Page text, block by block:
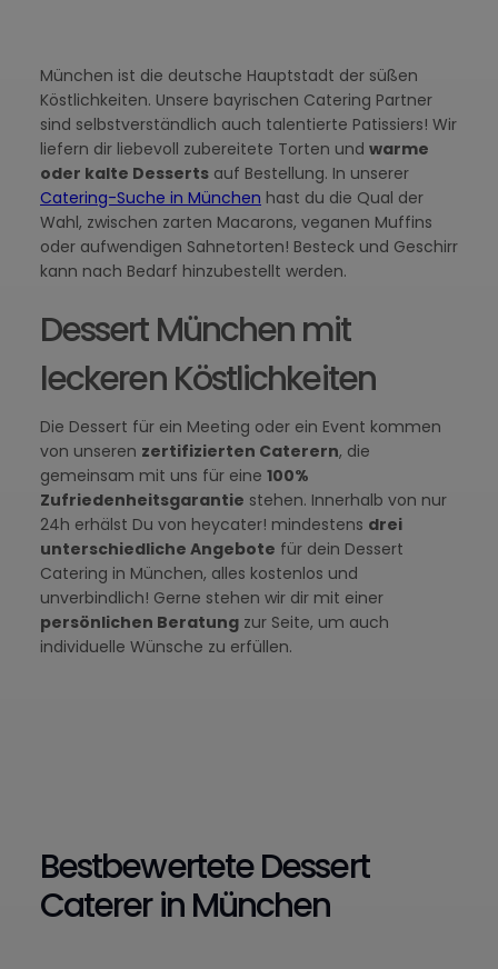
München ist die deutsche Hauptstadt der süßen
Köstlichkeiten. Unsere bayrischen Catering Partner
sind selbstverständlich auch talentierte Patissiers! Wir
liefern dir liebevoll zubereitete Torten und warme
oder kalte Desserts auf Bestellung. In unserer
Catering-Suche in München hast du die Qual der
Wahl, zwischen zarten Macarons, veganen Muffins
oder aufwendigen Sahnetorten! Besteck und Geschirr
kann nach Bedarf hinzubestellt werden.
Dessert München mit
leckeren Köstlichkeiten
Die Dessert für ein Meeting oder ein Event kommen
von unseren zertifizierten Caterern, die
gemeinsam mit uns für eine 100%
Zufriedenheitsgarantie stehen. Innerhalb von nur
24h erhälst Du von heycater! mindestens drei
unterschiedliche Angebote für dein Dessert
Catering in München, alles kostenlos und
unverbindlich! Gerne stehen wir dir mit einer
persönlichen Beratung zur Seite, um auch
individuelle Wünsche zu erfüllen.
Bestbewertete Dessert
Caterer in München